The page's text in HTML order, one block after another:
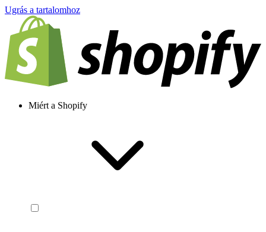
Ugrás a tartalomhoz
Miért a Shopify